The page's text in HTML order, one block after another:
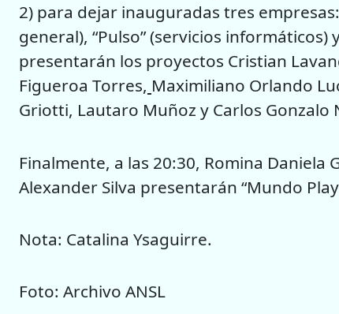
2) para dejar inauguradas tres
general), “Pulso” (servicios informáticos)
presentarán los proyectos Cristian
Figueroa Torres, Maximiliano Orlando
Griotti, Lautaro Muñoz y Carlos Gonzalo
Finalmente, a las 20:30, Romina Daniela
Alexander Silva presentarán “Mundo
Nota: Catalina Ysaguirre.
Foto: Archivo ANSL